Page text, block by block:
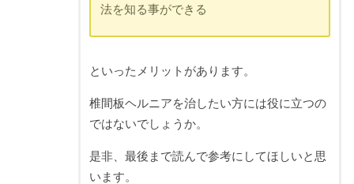
法を知る事ができる
といったメリットがあります。
椎間板ヘルニアを治したい方には役に立つの
ではないでしょうか。
是非、最後まで読んで参考にしてほしいと思
います。